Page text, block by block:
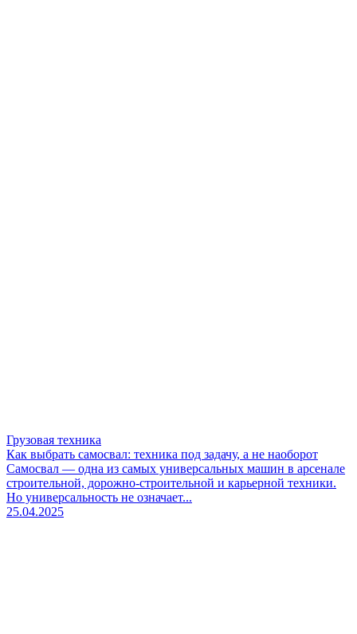
Грузовая техника
Как выбрать самосвал: техника под задачу, а не наоборот
Самосвал — одна из самых универсальных машин в арсенале
строительной, дорожно-строительной и карьерной техники.
Но универсальность не означает...
25.04.2025